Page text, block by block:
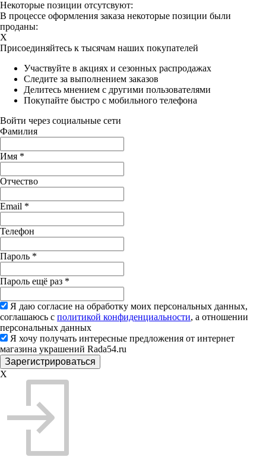
Некоторые позиции отсутсвуют:
В процессе оформления заказа некоторые позиции были
проданы:
X
Присоединяйтесь к тысячам наших покупателей
Участвуйте в акциях и сезонных распродажах
Следите за выполнением заказов
Делитесь мнением с другими пользователями
Покупайте быстро с мобильного телефона
Войти через социальные сети
Фамилия
Имя *
Отчество
Email *
Телефон
Пароль *
Пароль ещё раз *
Я даю согласие на обработку моих персональных данных,
соглашаюсь с политикой конфиденциальности, а отношении
персональных данных
Я хочу получать интересные предложения от интернет
магазина украшений Rada54.ru
X